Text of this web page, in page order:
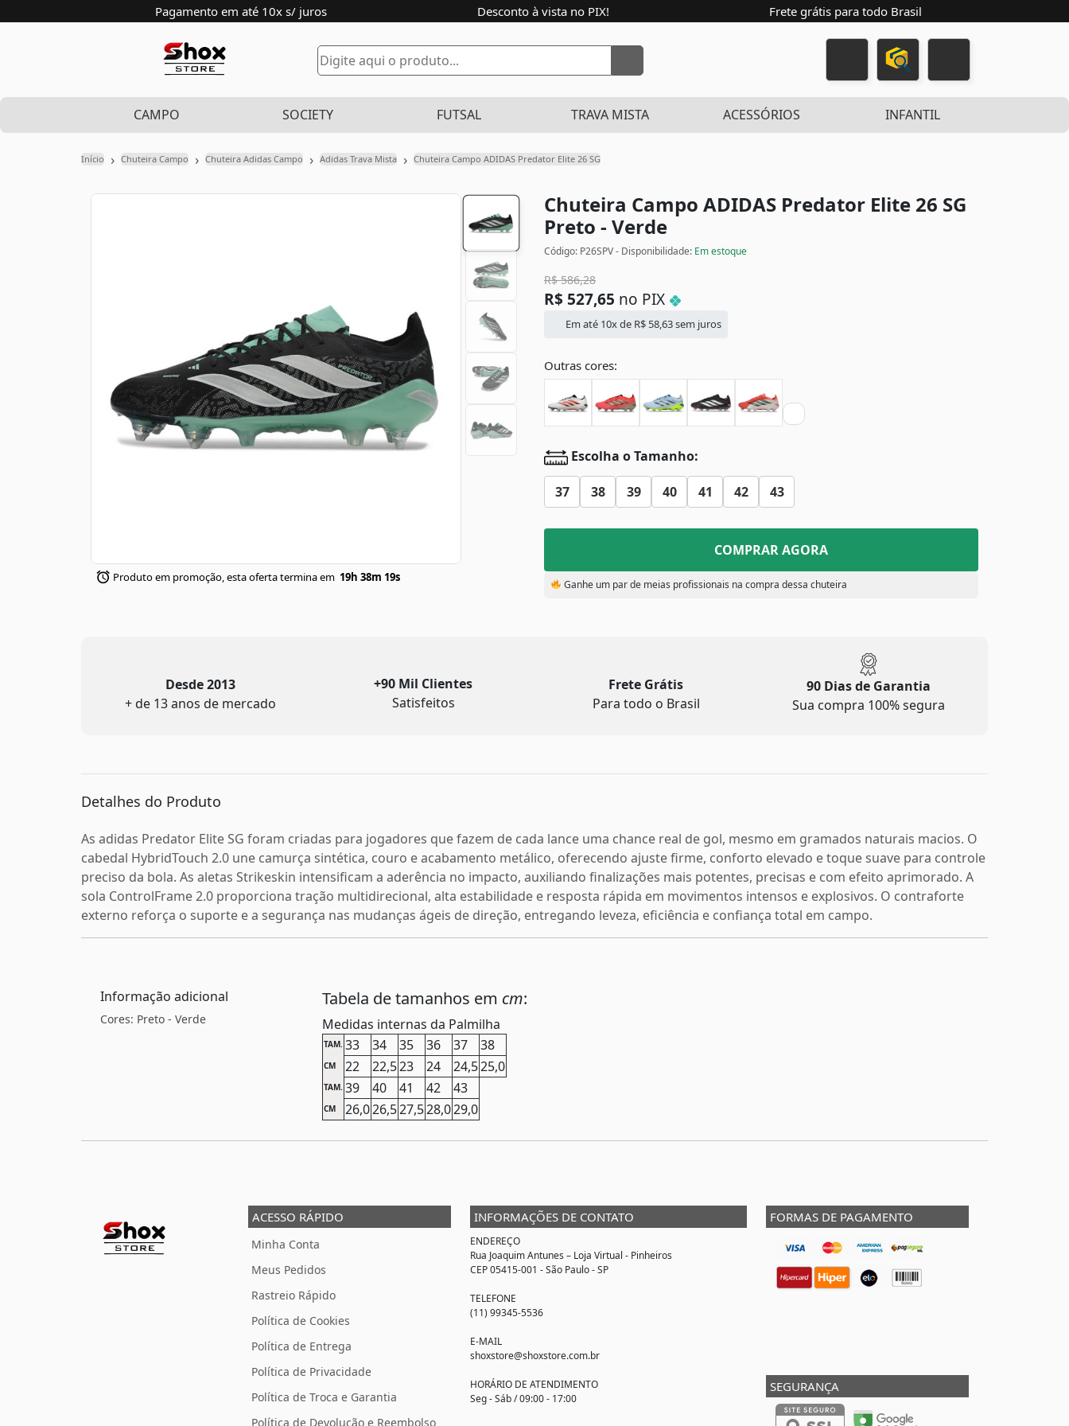
Pagamento em até 10x s/ juros Desconto à vista no PIX! Frete grátis para todo Brasil
CAMPO SOCIETY FUTSAL TRAVA MISTA ACESSÓRIOS INFANTIL
Início › Chuteira Campo › Chuteira Adidas Campo › Adidas Trava Mista › Chuteira Campo ADIDAS Predator Elite 26 SG
Produto em promoção, esta oferta termina em 19h 38m 19s
Chuteira Campo ADIDAS Predator Elite 26 SG
Preto - Verde
Código: P26SPV - Disponibilidade: Em estoque
R$586,28
R$ 527,65 no PIX
Em até 10x de R$ 58,63sem juros
Outras cores:
Escolha o Tamanho:
37 38 39 40 41 42 43
COMPRAR AGORA
Ganhe um par de meias profissionais na compra dessa chuteira
Desde 2013
+ de 13 anos de mercado
+90 Mil Clientes
Satisfeitos
Frete Grátis
Para todo o Brasil
90 Dias de Garantia
Sua compra 100% segura
Detalhes do Produto
As adidas Predator Elite SG foram criadas para jogadores que fazem de cada lance uma chance real de gol, mesmo em gramados naturais macios. O
cabedal HybridTouch 2.0 une camurça sintética, couro e acabamento metálico, oferecendo ajuste firme, conforto elevado e toque suave para controle
preciso da bola. As aletas Strikeskin intensificam a aderência no impacto, auxiliando finalizações mais potentes, precisas e com efeito aprimorado. A
sola ControlFrame 2.0 proporciona tração multidirecional, alta estabilidade e resposta rápida em movimentos intensos e explosivos. O contraforte
externo reforça o suporte e a segurança nas mudanças ágeis de direção, entregando leveza, eficiência e confiança total em campo.
Informação adicional
Cores: Preto - Verde
Tabela de tamanhos em cm:
Medidas internas da Palmilha
TAM. 33 34 35 36 37 38
CM 22 22,523 24 24,525,0
TAM. 39 40 41 42 43
CM 26,026,527,528,029,0
ACESSO RÁPIDO
Minha Conta
Meus Pedidos
Rastreio Rápido
Política de Cookies
Política de Entrega
Política de Privacidade
Política de Troca e Garantia
Política de Devolução e Reembolso
INFORMAÇÕES DE CONTATO
ENDEREÇO
Rua Joaquim Antunes – Loja Virtual - Pinheiros
CEP 05415-001 - São Paulo - SP
TELEFONE
(11) 99345-5536
E-MAIL
shoxstore@shoxstore.com.br
HORÁRIO DE ATENDIMENTO
Seg - Sáb / 09:00 - 17:00
FORMAS DE PAGAMENTO
SEGURANÇA